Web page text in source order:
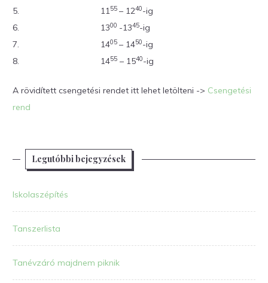
5.
1155 – 1240-ig
6.
1300 -1345-ig
7.
1405 – 1450-ig
8.
1455 – 1540-ig
A rövidített csengetési rendet itt lehet letölteni -> Csengetési
rend
Legutóbbi bejegyzések
Iskolaszépítés
Tanszerlista
Tanévzáró majdnem piknik